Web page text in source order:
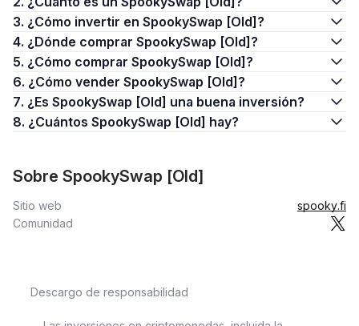
3. ¿Cómo invertir en SpookySwap [Old]?
4. ¿Dónde comprar SpookySwap [Old]?
5. ¿Cómo comprar SpookySwap [Old]?
6. ¿Cómo vender SpookySwap [Old]?
7. ¿Es SpookySwap [Old] una buena inversión?
8. ¿Cuántos SpookySwap [Old] hay?
Sobre SpookySwap [Old]
Sitio web
spooky.fi
Comunidad
Descargo de responsabilidad